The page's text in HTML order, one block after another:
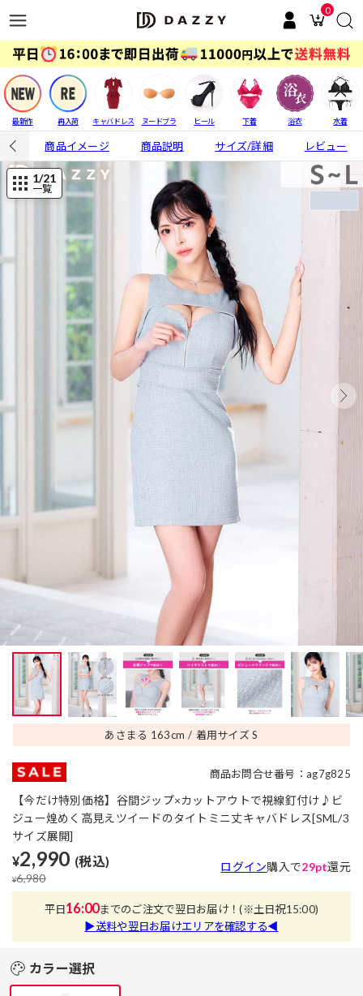
0
最新作 再入荷 キャバドレス ヌードブラ ヒール 下着 浴衣 水着
商品イメージ 商品説明 サイズ/詳細 レビュー
1/21
一覧
あさまる 163cm 着用サイズ S
商品お問合せ番号：ag7g825
【今だけ特別価格】谷間ジップ×カットアウトで視線釘付け♪ビ
ジュー煌めく高見えツイードのタイトミニ丈キャバドレス[SML/3
サイズ展開]
¥2,990 (税込)
¥6,980
ログイン購入で29pt還元
平日16:00までのご注文で翌日お届け！(※土日祝15:00)
▶送料や翌日お届けエリアを確認する◀
カラー選択